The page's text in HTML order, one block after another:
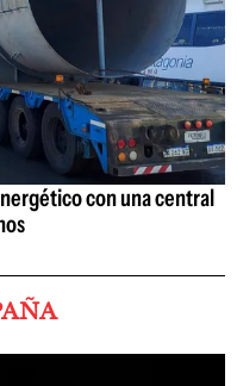
con una central